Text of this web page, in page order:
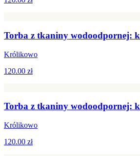
Torba z tkaniny wodoodpornej:
Królikowo
120.00 zł
Torba z tkaniny wodoodpornej:
Królikowo
120.00 zł